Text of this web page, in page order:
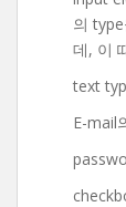
의
데, 이
text
E-mail